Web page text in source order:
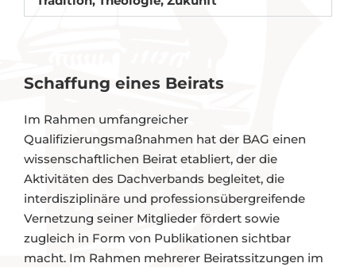
Schaffung eines Beirats
Im Rahmen umfangreicher
Qualifizierungsmaßnahmen hat der BAG einen
wissenschaftlichen Beirat etabliert, der die
Aktivitäten des Dachverbands begleitet, die
interdisziplinäre und professionsübergreifende
Vernetzung seiner Mitglieder fördert sowie
zugleich in Form von Publikationen sichtbar
macht. Im Rahmen mehrerer Beiratssitzungen im